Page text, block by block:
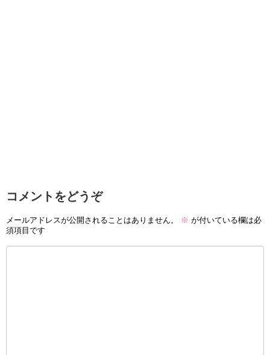
コメントをどうぞ
メールアドレスが公開されることはありません。 ※ が付いている欄は必
須項目です